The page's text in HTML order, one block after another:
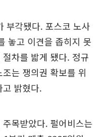
부각됐다. 포스코 노사
놓고 이견을 좁히지 못
차를 밟게 됐다. 정규
는 쟁의권 확보를 위
밝혔다.
목받았다. 펄어비스는